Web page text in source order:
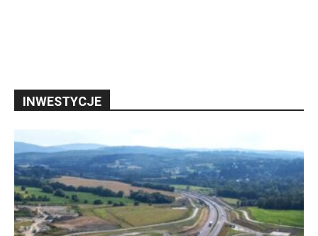
INWESTYCJE